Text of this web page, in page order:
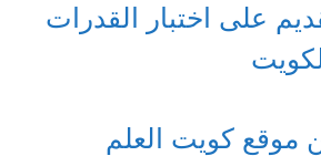
على اختبار القدرات
موقع كويت العلم